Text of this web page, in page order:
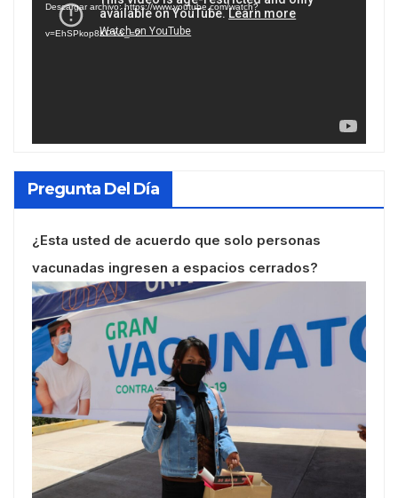
vídeo
Descargar archivo: https://www.youtube.com/watch?
v=EhSPkop8KPY&_=2
Pregunta Del Día
¿Esta usted de acuerdo que solo personas
vacunadas ingresen a espacios cerrados?